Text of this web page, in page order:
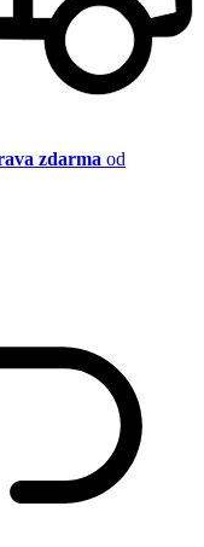
zdarma od